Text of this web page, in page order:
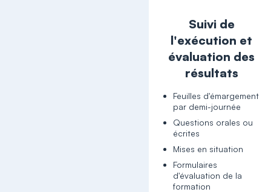
Suivi de
l'exécution et
évaluation des
résultats
Feuilles d'émargement
par demi-journée
Questions orales ou
écrites
Mises en situation
Formulaires
d'évaluation de la
formation